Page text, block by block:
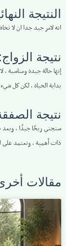
النتيجة
انه لامر جيد جدا ان لا
نتيجة الزواج:
إنها حالة جيدة ومناسبة
بداية الحياة ، لكن كل
نتيجة
ستجني ربحًا جيدًا ، وبعد
ذات أهمية ، وتعتمد على
مقالات